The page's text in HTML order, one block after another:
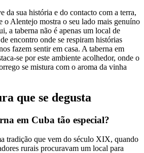
da sua história e do contacto com a terra,
o Alentejo mostra o seu lado mais genuíno
taberna não é apenas um local de
encontro onde se respiram histórias
fazem sentir em casa. A taberna em
se por este ambiente acolhedor, onde o
se mistura com o aroma da vinha
que se degusta
em Cuba tão especial?
tradição que vem do século XIX, quando
rurais procuravam um local para